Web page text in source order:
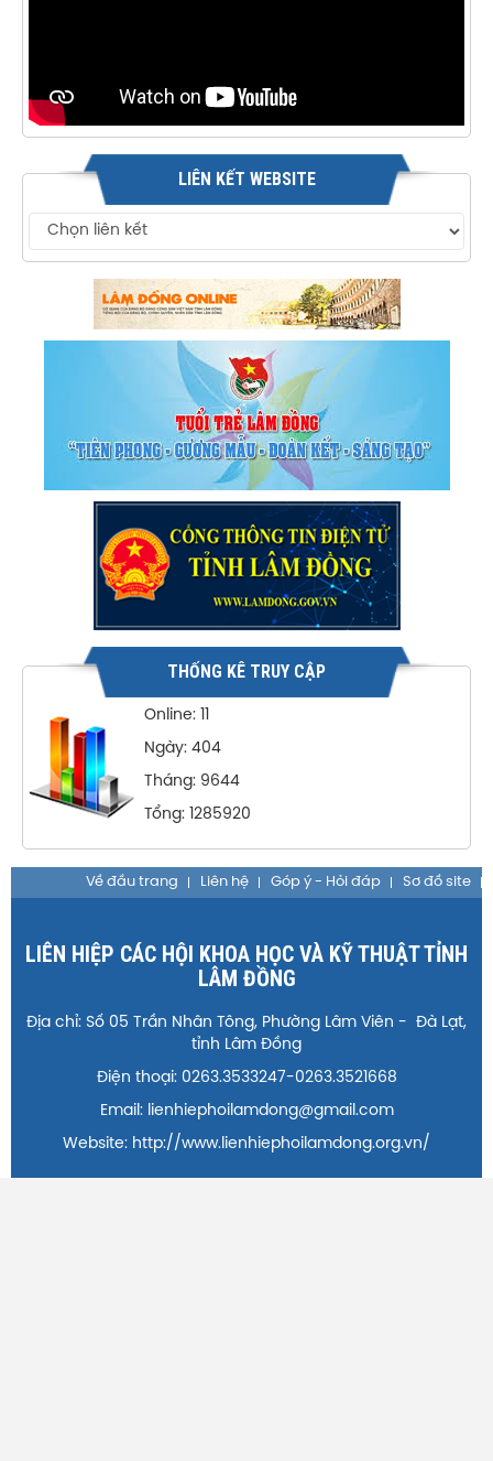
LIÊN KẾT WEBSITE
THỐNG KÊ TRUY CẬP
Online: 11
Ngày: 404
Tháng: 9644
Tổng: 1285920
Về đầu trang Liên hệ Góp ý - Hỏi đáp Sơ đồ site
LIÊN HIỆP CÁC HỘI KHOA HỌC VÀ KỸ THUẬT TỈNH
LÂM ĐỒNG
Địa chỉ: Số 05 Trần Nhân Tông, Phường Lâm Viên - Đà Lạt,
tỉnh Lâm Đồng
Điện thoại: 0263.3533247-0263.3521668
Email: lienhiephoilamdong@gmail.com
Website: http://www.lienhiephoilamdong.org.vn/